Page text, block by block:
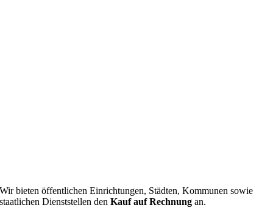
Wir bieten öffentlichen Einrichtungen, Städten, Kommunen sowie
staatlichen Dienststellen denKauf auf Rechnung an.